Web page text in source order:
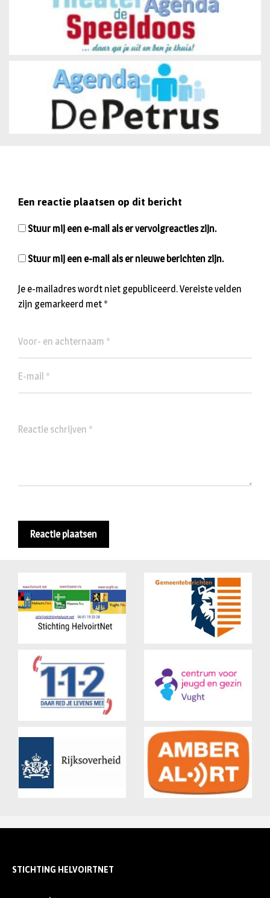
Een reactie plaatsen op dit bericht
Je e-mailadres wordt niet gepubliceerd.Vereiste velden
zijn gemarkeerd met *
Stuur mij een e-mail als er vervolgreacties zijn.
Stuur mij een e-mail als er nieuwe berichten zijn.
STICHTING HELVOIRTNET